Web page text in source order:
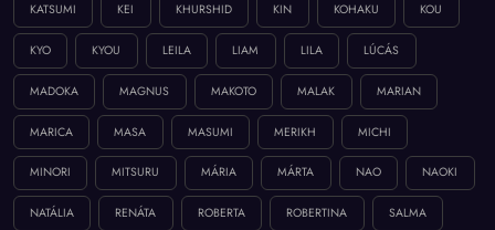
KATSUMI KEI KHURSHID KIN KOHAKU KOU
KYO KYOU LEILA LIAM LILA LÚCÁS
MADOKA MAGNUS MAKOTO MALAK MARIAN
MARICA MASA MASUMI MERIKH MICHI
MINORI MITSURU MÁRIA MÁRTA NAO NAOKI
NATÁLIA RENÁTA ROBERTA ROBERTINA SALMA